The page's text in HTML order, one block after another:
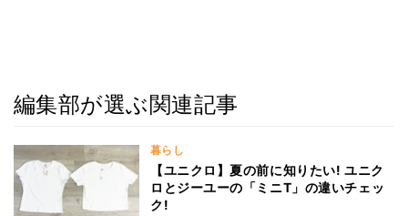
編集部が選ぶ関連記事
暮らし
【ユニクロ】夏の前に知りたい! ユニク
ロとジーユーの「ミニT」の違いチェッ
ク!